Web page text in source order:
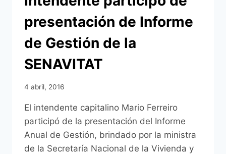
presentación de Informe
de Gestión de la
SENAVITAT
4 abril, 2016
El intendente capitalino Mario Ferreiro
participó de la presentación del Informe
Anual de Gestión, brindado por la ministra
de la Secretaría Nacional de la Vivienda y